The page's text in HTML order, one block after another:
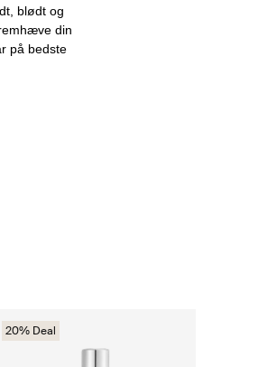
20% Deal
blødt og
din
på bedste